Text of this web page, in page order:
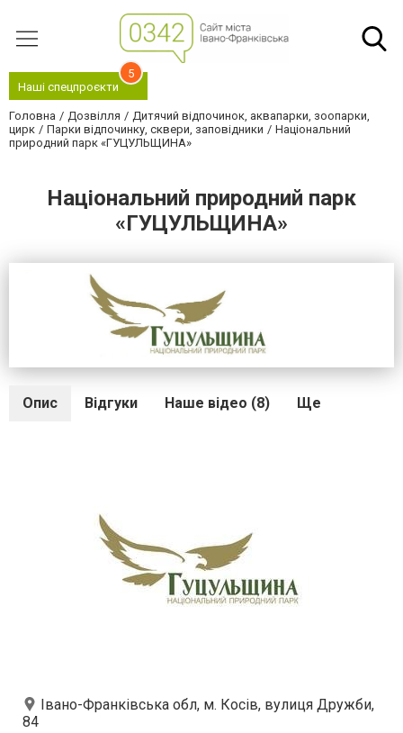
Наші спецпроєкти
5
Головна Дозвілля
Дитячий відпочинок, аквапарки, зоопарки,
цирк
Парки відпочинку, сквери, заповідники
Національний
природний парк «ГУЦУЛЬЩИНА»
Національний природний парк
«ГУЦУЛЬЩИНА»
Опис Відгуки Наше відео (8) Ще
Івано-Франківська обл, м. Косів, вулиця Дружби,
84